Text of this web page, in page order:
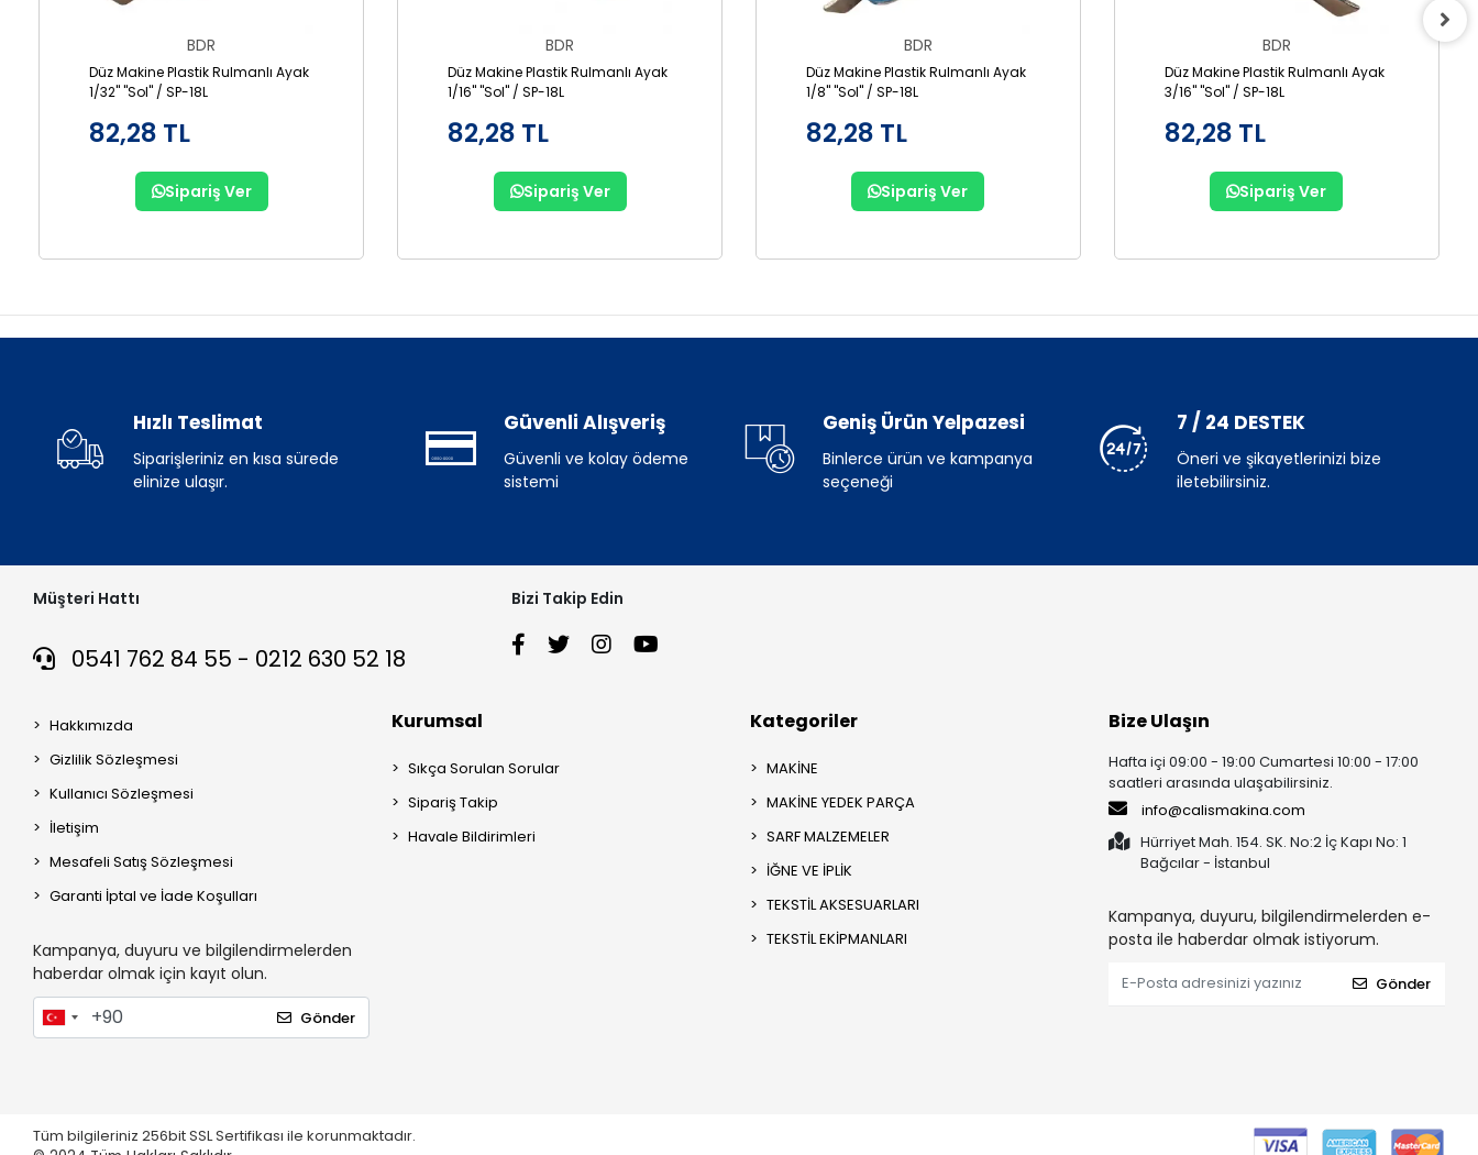
BDR
Düz Makine Plastik Rulmanlı Ayak
1/32" "Sol" / SP-18L
82,28 TL
Sipariş Ver
BDR
Düz Makine Plastik Rulmanlı Ayak
1/16" "Sol" / SP-18L
82,28 TL
Sipariş Ver
BDR
Düz Makine Plastik Rulmanlı Ayak
1/8" "Sol" / SP-18L
82,28 TL
Sipariş Ver
BDR
Düz Makine Plastik Rulmanlı Ayak
3/16" "Sol" / SP-18L
82,28 TL
Sipariş Ver
Hızlı Teslimat
Siparişleriniz en kısa sürede
elinize ulaşır.
Güvenli Alışveriş
Güvenli ve kolay ödeme
sistemi
Geniş Ürün Yelpazesi
Binlerce ürün ve kampanya
seçeneği
7 / 24 DESTEK
Öneri ve şikayetlerinizi bize
iletebilirsiniz.
Müşteri Hattı
0541 762 84 55 - 0212 630 52 18
Bizi Takip Edin
Hakkımızda
Gizlilik Sözleşmesi
Kullanıcı Sözleşmesi
İletişim
Mesafeli Satış Sözleşmesi
Garanti İptal ve İade Koşulları
Kampanya, duyuru ve bilgilendirmelerden
haberdar olmak için kayıt olun.
Gönder
Kurumsal
Sıkça Sorulan Sorular
Sipariş Takip
Havale Bildirimleri
Kategoriler
MAKİNE
MAKİNE YEDEK PARÇA
SARF MALZEMELER
İĞNE VE İPLİK
TEKSTİL AKSESUARLARI
TEKSTİL EKİPMANLARI
Bize Ulaşın
Hafta içi 09:00 - 19:00 Cumartesi 10:00 - 17:00
saatleri arasında ulaşabilirsiniz.
info@calismakina.com
Hürriyet Mah. 154. SK. No:2 İç Kapı No: 1
Bağcılar - İstanbul
Kampanya, duyuru, bilgilendirmelerden e-
posta ile haberdar olmak istiyorum.
Gönder
Tüm bilgileriniz 256bit SSL Sertifikası ile korunmaktadır.